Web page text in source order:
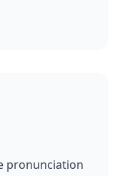
pronunciation